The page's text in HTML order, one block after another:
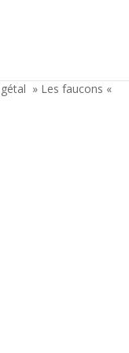
» Les faucons «